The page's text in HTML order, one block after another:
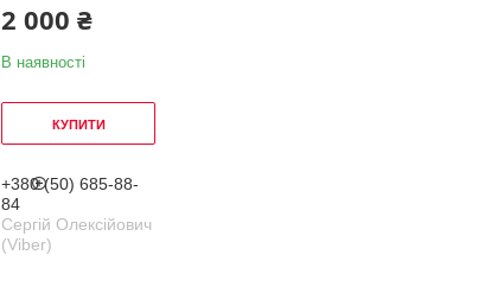
2 000 ₴
В наявності
КУПИТИ
+380 (50) 685-88-
84
Сергій Олексійович
(Viber)